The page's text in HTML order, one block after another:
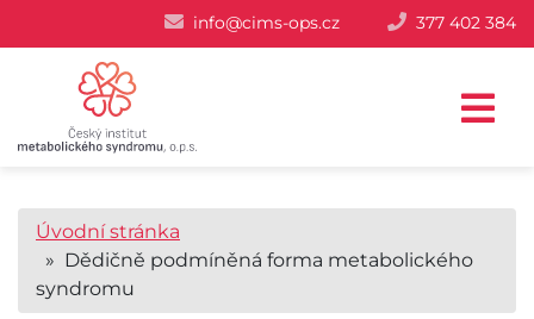
info@cims-ops.cz 377 402 384
Úvodní stránka
» Dědičně podmíněná forma metabolického
syndromu